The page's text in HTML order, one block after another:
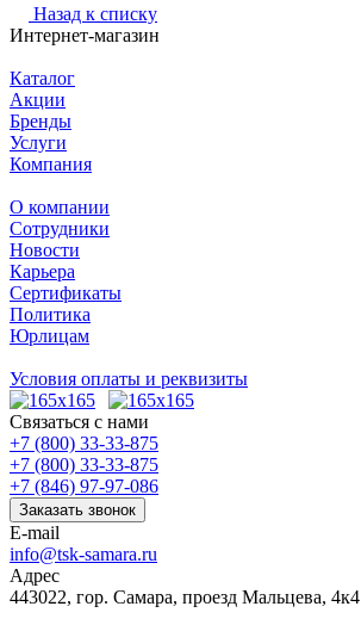
Назад к списку
Интернет-магазин
Каталог
Акции
Бренды
Услуги
Компания
О компании
Сотрудники
Новости
Карьера
Сертификаты
Политика
Юрлицам
Условия оплаты и реквизиты
Связаться с нами
+7 (800) 33-33-875
+7 (800) 33-33-875
+7 (846) 97-97-086
Заказать звонок
E-mail
info@tsk-samara.ru
Адрес
443022, гор. Самара, проезд Мальцева, 4к4